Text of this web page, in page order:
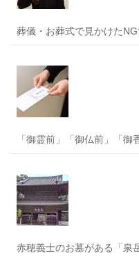
葬儀・お葬式で見かけた
「御霊前」「御仏前」「御
赤穂義士のお墓がある「泉